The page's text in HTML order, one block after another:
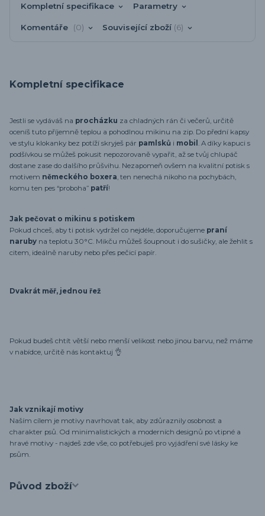
Kompletní specifikace Parametry
Komentáře 0 Související zboží 6
Kompletní specifikace
Jestli se vydáváš na procházku za chladných rán či večerů, určitě
oceníš tuto příjemně teplou a pohodlnou mikinu na zip. Do přední kapsy
ve stylu klokanky bez potíží skryješ pár pamlsků i mobil . A díky kapuci s
podšívkou se můžeš pokusit nepozorovaně vypařit, až se tvůj chlupáč
dostane zase do dalšího průšvihu. Nezapomeň ovšem na kvalitní potisk s
motivem německého boxera, ten nenechá nikoho na pochybách,
komu ten pes “proboha” patří!
Jak pečovat o mikinu s potiskem
Pokud chceš, aby ti potisk vydržel co nejdéle, doporučujeme praní
naruby na teplotu 30°C. Mikču můžeš šoupnout i do sušičky, ale žehlit s
citem, ideálně naruby nebo přes pečicí papír.
Dvakrát měř, jednou řež
Pokud budeš chtít větší nebo menší velikost nebo jinou barvu, než máme
v nabídce, určitě nás kontaktuj 👌
Jak vznikají motivy
Naším cílem je motivy navrhovat tak, aby zdůraznily osobnost a
charakter psů. Od minimalistických a moderních designů po vtipné a
hravé motivy - najdeš zde vše, co potřebuješ pro vyjádření své lásky ke
psům.
Původ zboží